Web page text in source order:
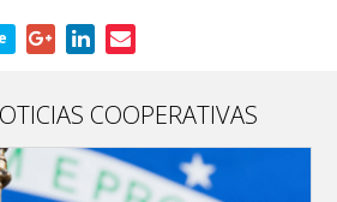
COOPERATIVAS